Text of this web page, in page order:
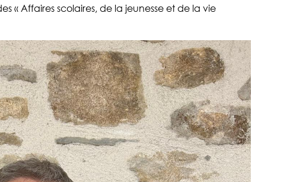
« Affaires scolaires, de la jeunesse et de la vie